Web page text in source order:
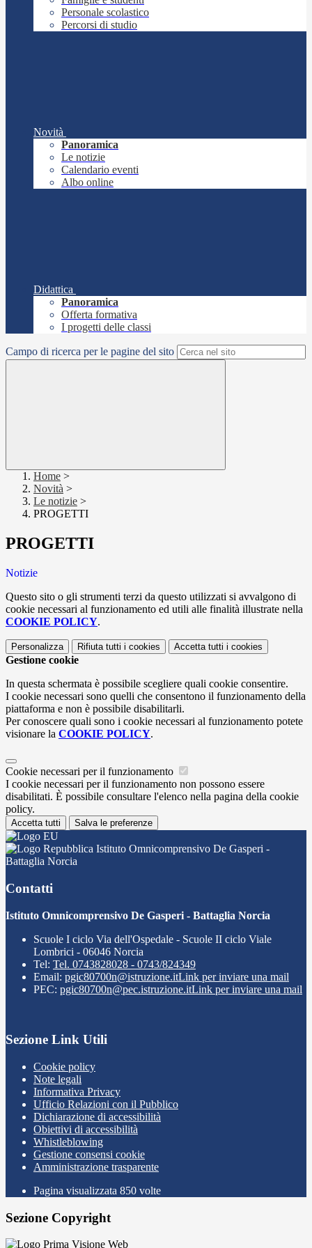
Personale scolastico
Percorsi di studio
Novità
Panoramica
Le notizie
Calendario eventi
Albo online
Didattica
Panoramica
Offerta formativa
I progetti delle classi
Campo di ricerca per le pagine del sito
Home >
Novità >
Le notizie >
PROGETTI
PROGETTI
Notizie
Questo sito o gli strumenti terzi da questo utilizzati si avvalgono di
cookie necessari al funzionamento ed utili alle finalità illustrate nella
COOKIE POLICY.
Personalizza Rifiuta tutti i cookies Accetta tutti i cookies
Gestione cookie
In questa schermata è possibile scegliere quali cookie consentire.
I cookie necessari sono quelli che consentono il funzionamento della
piattaforma e non è possibile disabilitarli.
Per conoscere quali sono i cookie necessari al funzionamento potete
visionare la COOKIE POLICY.
Cookie necessari per il funzionamento
I cookie necessari per il funzionamento non possono essere
disabilitati. È possibile consultare l'elenco nella pagina della cookie
policy.
Accetta tutti Salva le preferenze
Istituto Omnicomprensivo De Gasperi -
Battaglia Norcia
Contatti
Istituto Omnicomprensivo De Gasperi - Battaglia Norcia
Scuole I ciclo Via dell'Ospedale - Scuole II ciclo Viale
Lombrici - 06046 Norcia
Tel: Tel. 0743828028 - 0743/824349
Email: pgic80700n@istruzione.itLink per inviare una mail
PEC: pgic80700n@pec.istruzione.itLink per inviare una mail
Sezione Link Utili
Cookie policy
Note legali
Informativa Privacy
Ufficio Relazioni con il Pubblico
Dichiarazione di accessibilità
Obiettivi di accessibilità
Whistleblowing
Gestione consensi cookie
Amministrazione trasparente
Pagina visualizzata 850 volte
Sezione Copyright